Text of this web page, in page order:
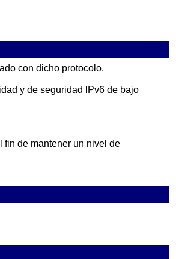
con dicho protocolo.
y de seguridad IPv6 de bajo
fin de mantener un nivel de